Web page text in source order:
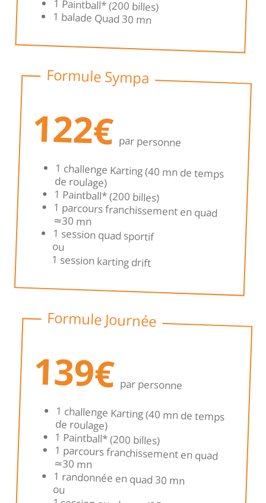
1 Paintball* (200 billes)
1 balade Quad 30 mn
Formule Sympa
122€ par personne
1 challenge Karting (40 mn de temps
de roulage)
1 Paintball* (200 billes)
1 parcours franchissement en quad
≃30 mn
1 session quad sportif
ou
1 session karting drift
Formule Journée
139€ par personne
1 challenge Karting (40 mn de temps
de roulage)
1 Paintball* (200 billes)
1 parcours franchissement en quad
≃30 mn
1 randonnée en quad 30 mn
ou